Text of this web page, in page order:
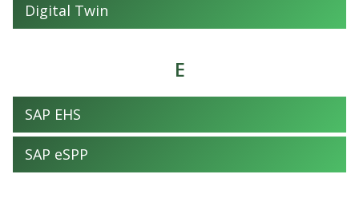
Digital Twin
E
SAP EHS
SAP eSPP